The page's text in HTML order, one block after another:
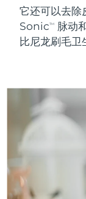
它还可以去除
SonicTM
脉动
比尼龙刷毛卫
补水保湿
抗老
波斯尼亚和黑
文莱
加拿大
智利
中国
哥伦比亚